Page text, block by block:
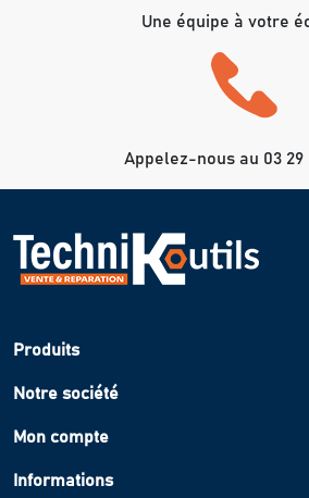
Une équipe à votre
Appelez-nous au 03 29
Produits
Notre société
Mon compte
Informations